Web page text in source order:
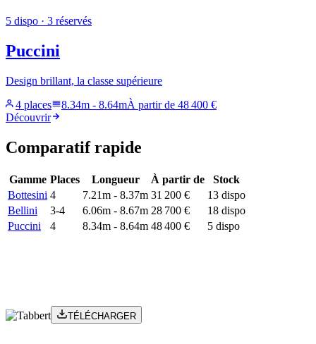
5 dispo · 3 réservés
Puccini
Design brillant, la classe supérieure
4 places
8.34m - 8.64mÀ partir de 48 400 €
Découvrir
Comparatif rapide
Gamme Places Longueur À partir de
Stock
Bottesini 4 7.21m - 8.37m 31 200 € 13 dispo
Bellini
3-4 6.06m - 8.67m 28 700 € 18 dispo
Puccini
4 8.34m - 8.64m 48 400 € 5 dispo
TÉLÉCHARGER